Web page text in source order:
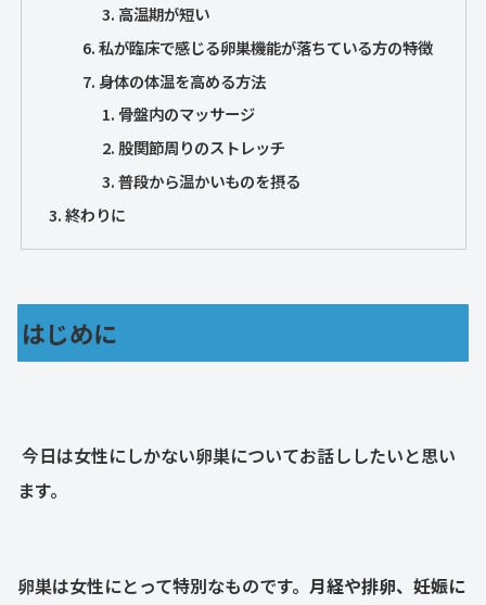
高温期が短い
私が臨床で感じる卵巣機能が落ちている方の特徴
身体の体温を高める方法
骨盤内のマッサージ
股関節周りのストレッチ
普段から温かいものを摂る
終わりに
はじめに
今日は女性にしかない卵巣についてお話ししたいと思い
ます。
卵巣は女性にとって特別なものです。 月経や排卵、妊娠に